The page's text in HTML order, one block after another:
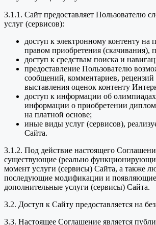
3.1.1. Сайт предоставляет Пользователю
услуг (сервисов):
доступ к электронному контенту на
правом приобретения (скачивания),
доступ к средствам поиска и
предоставление Пользователю
сообщений, комментариев, рецензий
выставления оценок контенту
доступ к информации об
информации о приобретении
на платной основе;
иные виды услуг (сервисов),
Сайта.
3.1.2. Под действие настоящего
существующие (реально
момент услуги (сервисы) Сайта, а также
последующие модификации и
дополнительные услуги (сервисы) Сайта.
3.2. Доступ к Сайту предоставляется на
3.3. Настоящее Соглашение является